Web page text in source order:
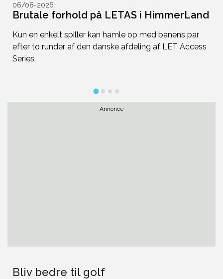
06/08-2026
Brutale forhold på LETAS i HimmerLand
Kun en enkelt spiller kan hamle op med banens par
efter to runder af den danske afdeling af LET Access
Series.
Annonce
Bliv bedre til golf